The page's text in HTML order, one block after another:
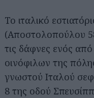
Το ιταλικό
(Αποστολοπούλου
τις δάφνες ενός
οινόφιλων της
γνωστού Ιταλού
8 της οδού